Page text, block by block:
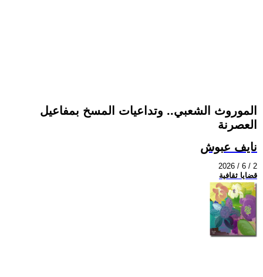
الموروث الشعبي.. وتداعيات المسخ بمفاعيل
العصرنة
نايف عبوش
2026 / 6 / 2
قضايا ثقافية